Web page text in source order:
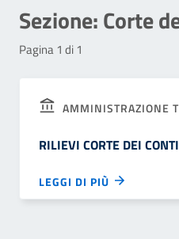
Sezione:Corte
Pagina 1 di 1
AMMINISTRAZIONE
RILIEVI CORTE DEI CONTI
LEGGI DI PIÙ